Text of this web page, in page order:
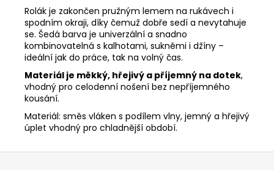
Rolák je zakončen pružným lemem na rukávech i
spodním okraji, díky čemuž dobře sedí a nevytahuje
se. Šedá barva je univerzální a snadno
kombinovatelná s kalhotami, sukněmi i džíny –
ideální jak do práce, tak na volný čas.
Materiál je měkký, hřejivý a příjemný na dotek,
vhodný pro celodenní nošení bez nepříjemného
kousání.
Materiál: směs vláken s podílem vlny, jemný a hřejivý
úplet vhodný pro chladnější období.
Z